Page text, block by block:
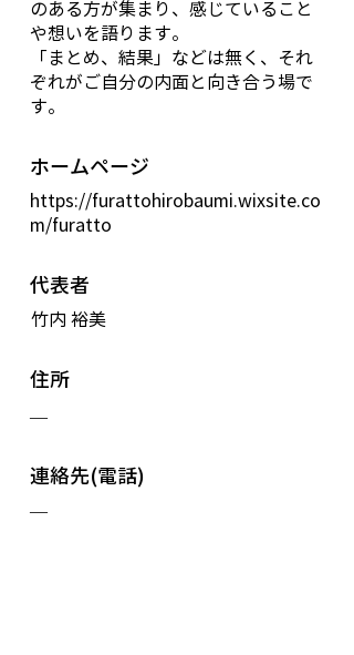
のある方が集まり、感じていること
や想いを語ります。
「まとめ、結果」などは無く、それ
ぞれがご自分の内面と向き合う場で
す。
ホームページ
https://furattohirobaumi.wixsite.co
m/furatto
代表者
竹内 裕美
住所
—
連絡先(電話)
—